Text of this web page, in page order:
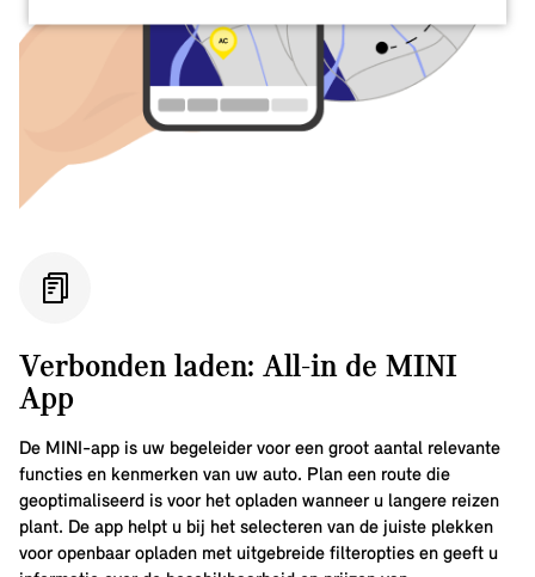
Verbonden laden: All-in de MINI
App
De MINI-app is uw begeleider voor een groot aantal relevante
functies en kenmerken van uw auto. Plan een route die
geoptimaliseerd is voor het opladen wanneer u langere reizen
plant. De app helpt u bij het selecteren van de juiste plekken
voor openbaar opladen met uitgebreide filteropties en geeft u